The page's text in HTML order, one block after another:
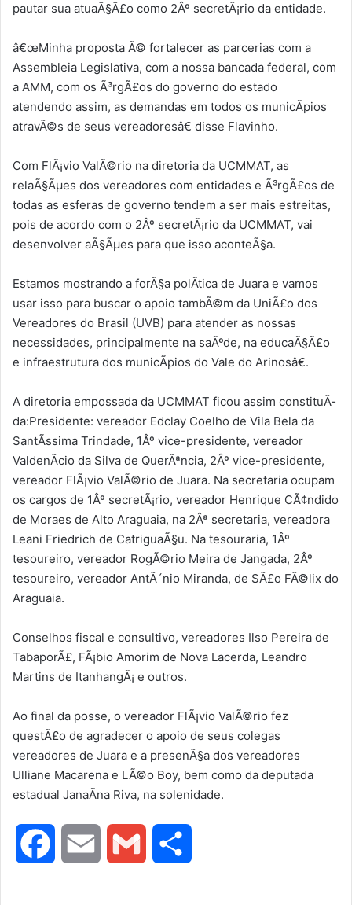
pautar sua atuaÃ§Ã£o como 2Âº secretÃ¡rio da entidade.
â€œMinha proposta Ã© fortalecer as parcerias com a
Assembleia Legislativa, com a nossa bancada federal, com
a AMM, com os Ã³rgÃ£os do governo do estado
atendendo assim, as demandas em todos os municÃ­pios
atravÃ©s de seus vereadoresâ€ disse Flavinho.
Com FlÃ¡vio ValÃ©rio na diretoria da UCMMAT, as
relaÃ§Ãµes dos vereadores com entidades e Ã³rgÃ£os de
todas as esferas de governo tendem a ser mais estreitas,
pois de acordo com o 2Âº secretÃ¡rio da UCMMAT, vai
desenvolver aÃ§Ãµes para que isso aconteÃ§a.
Estamos mostrando a forÃ§a polÃ­tica de Juara e vamos
usar isso para buscar o apoio tambÃ©m da UniÃ£o dos
Vereadores do Brasil (UVB) para atender as nossas
necessidades, principalmente na saÃºde, na educaÃ§Ã£o
e infraestrutura dos municÃ­pios do Vale do Arinosâ€.
A diretoria empossada da UCMMAT ficou assim constituÃ­
da:Presidente: vereador Edclay Coelho de Vila Bela da
SantÃ­ssima Trindade, 1Âº vice-presidente, vereador
ValdenÃ­cio da Silva de QuerÃªncia, 2Âº vice-presidente,
vereador FlÃ¡vio ValÃ©rio de Juara. Na secretaria ocupam
os cargos de 1Âº secretÃ¡rio, vereador Henrique CÃ¢ndido
de Moraes de Alto Araguaia, na 2Âª secretaria, vereadora
Leani Friedrich de CatriguaÃ§u. Na tesouraria, 1Âº
tesoureiro, vereador RogÃ©rio Meira de Jangada, 2Âº
tesoureiro, vereador AntÃ´nio Miranda, de SÃ£o FÃ©lix do
Araguaia.
Conselhos fiscal e consultivo, vereadores Ilso Pereira de
TabaporÃ£, FÃ¡bio Amorim de Nova Lacerda, Leandro
Martins de ItanhangÃ¡ e outros.
Ao final da posse, o vereador FlÃ¡vio ValÃ©rio fez
questÃ£o de agradecer o apoio de seus colegas
vereadores de Juara e a presenÃ§a dos vereadores
Ulliane Macarena e LÃ©o Boy, bem como da deputada
estadual JanaÃ­na Riva, na solenidade.